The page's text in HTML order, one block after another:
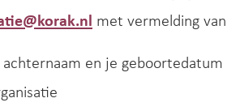
met vermelding
achternaam en je geboortedatum